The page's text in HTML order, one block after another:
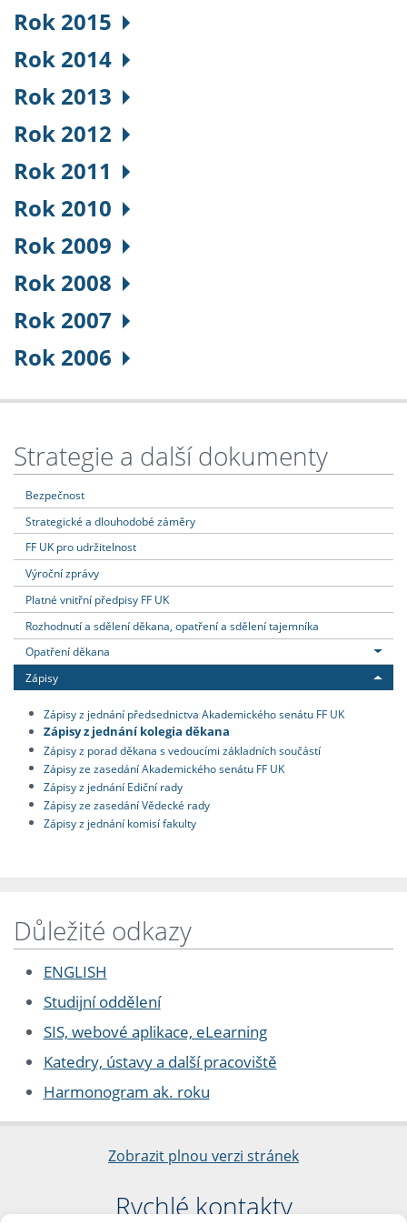
Rok 2015
Rok 2014
Rok 2013
Rok 2012
Rok 2011
Rok 2010
Rok 2009
Rok 2008
Rok 2007
Rok 2006
Strategie a další dokumenty
Bezpečnost
Strategické a dlouhodobé záměry
FF UK pro udržitelnost
Výroční zprávy
Platné vnitřní předpisy FF UK
Rozhodnutí a sdělení děkana, opatření a sdělení tajemníka
Opatření děkana
Zápisy
Zápisy z jednání předsednictva Akademického senátu FF UK
Zápisy z jednání kolegia děkana
Zápisy z porad děkana s vedoucími základních součástí
Zápisy ze zasedání Akademického senátu FF UK
Zápisy z jednání Ediční rady
Zápisy ze zasedání Vědecké rady
Zápisy z jednání komisí fakulty
Důležité odkazy
ENGLISH
Studijní oddělení
SIS, webové aplikace, eLearning
Katedry, ústavy a další pracoviště
Harmonogram ak. roku
Zobrazit plnou verzi stránek
Rychlé kontakty